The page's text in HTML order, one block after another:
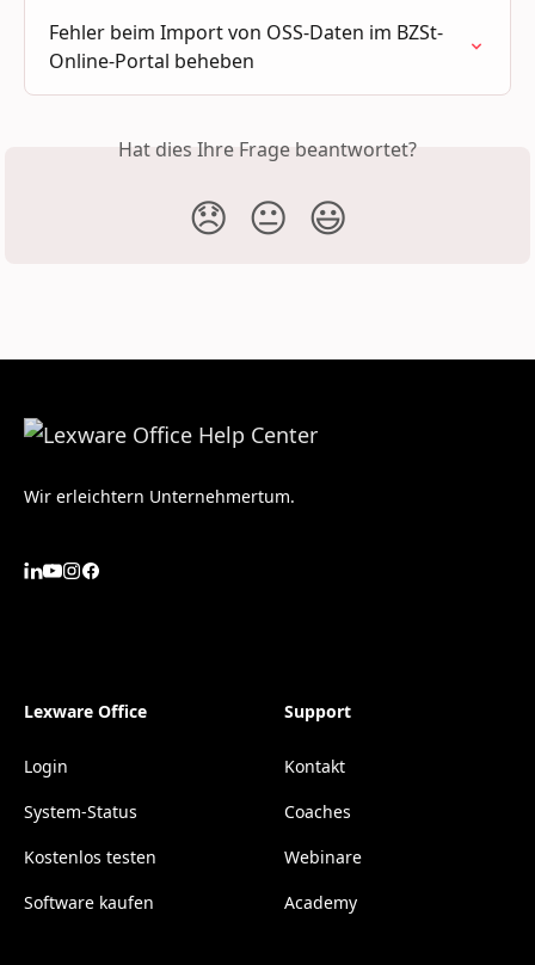
Fehler beim Import von OSS-Daten im BZSt-
Online-Portal beheben
Hat dies Ihre Frage beantwortet?
😞 😐 😃
Wir erleichtern Unternehmertum.
Lexware Office
Login
System-Status
Kostenlos testen
Software kaufen
Support
Kontakt
Coaches
Webinare
Academy